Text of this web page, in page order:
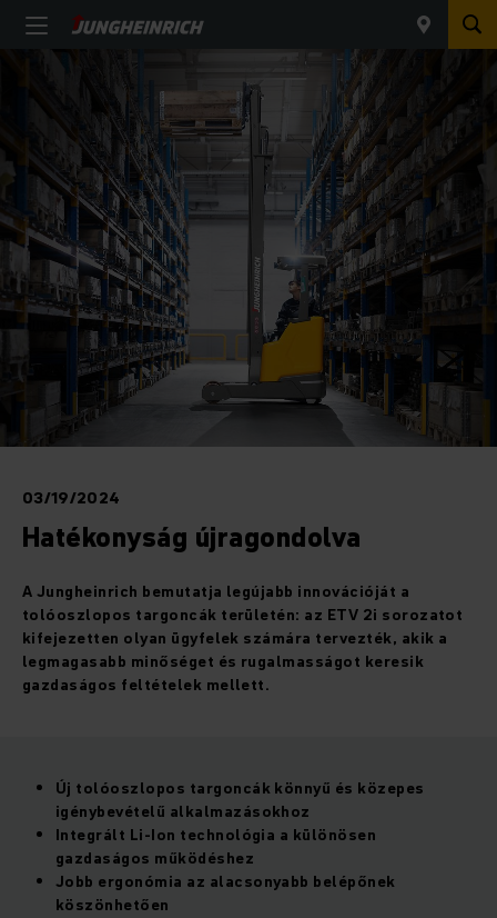
03/19/2024
Hatékonyság újragondolva
A Jungheinrich bemutatja legújabb innovációját a
tolóoszlopos targoncák területén: az ETV 2i sorozatot
kifejezetten olyan ügyfelek számára tervezték, akik a
legmagasabb minőséget és rugalmasságot keresik
gazdaságos feltételek mellett.
Új tolóoszlopos targoncák könnyű és közepes
igénybevételű alkalmazásokhoz
Integrált Li-Ion technológia a különösen
gazdaságos működéshez
Jobb ergonómia az alacsonyabb belépőnek
köszönhetően